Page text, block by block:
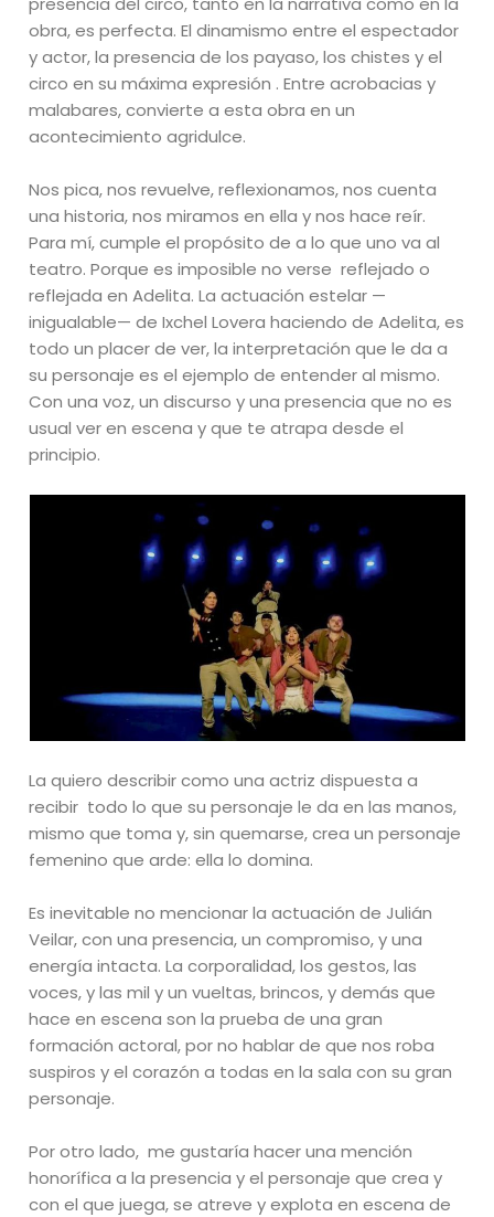
obra, es perfecta. El dinamismo entre el espectador
y actor, la presencia de los payaso, los chistes y el
circo en su máxima expresión . Entre acrobacias y
malabares, convierte a esta obra en un
acontecimiento agridulce.
Nos pica, nos revuelve, reflexionamos, nos cuenta
una historia, nos miramos en ella y nos hace reír.
Para mí, cumple el propósito de a lo que uno va al
teatro. Porque es imposible no verse reflejado o
reflejada en Adelita. La actuación estelar —
inigualable— de Ixchel Lovera haciendo de Adelita, es
todo un placer de ver, la interpretación que le da a
su personaje es el ejemplo de entender al mismo.
Con una voz, un discurso y una presencia que no es
usual ver en escena y que te atrapa desde el
principio.
La quiero describir como una actriz dispuesta a
recibir todo lo que su personaje le da en las manos,
mismo que toma y, sin quemarse, crea un personaje
femenino que arde: ella lo domina.
Es inevitable no mencionar la actuación de Julián
Veilar, con una presencia, un compromiso, y una
energía intacta. La corporalidad, los gestos, las
voces, y las mil y un vueltas, brincos, y demás que
hace en escena son la prueba de una gran
formación actoral, por no hablar de que nos roba
suspiros y el corazón a todas en la sala con su gran
personaje.
Por otro lado, me gustaría hacer una mención
honorífica a la presencia y el personaje que crea y
con el que juega, se atreve y explota en escena de